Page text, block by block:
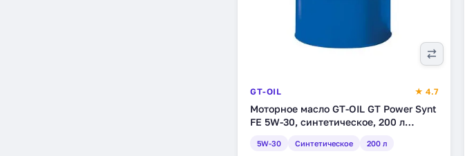
GT-OIL ★ 4.7
Моторное масло GT-OIL GT Power Synt
FE 5W-30, синтетическое, 200 л
5W-30 Синтетическое 200 л